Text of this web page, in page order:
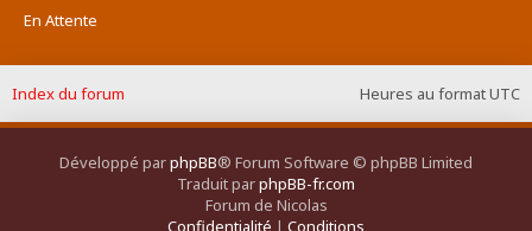
En Attente
Heures au formatUTC
Index du forum
Développé parphpBB® Forum Software © phpBB Limited
Traduit parphpBB-fr.com
Forum de Nicolas
Confidentialité | Conditions